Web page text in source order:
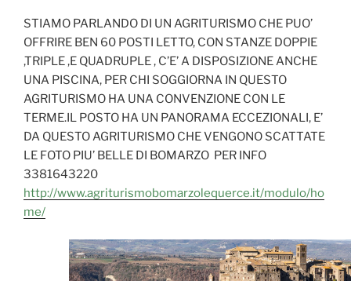
STIAMO PARLANDO DI UN AGRITURISMO CHE PUO’
OFFRIRE BEN 60 POSTI LETTO, CON STANZE DOPPIE
,TRIPLE ,E QUADRUPLE , C’E’ A DISPOSIZIONE ANCHE
UNA PISCINA, PER CHI SOGGIORNA IN QUESTO
AGRITURISMO HA UNA CONVENZIONE CON LE
TERME.IL POSTO HA UN PANORAMA ECCEZIONALI, E’
DA QUESTO AGRITURISMO CHE VENGONO SCATTATE
LE FOTO PIU’ BELLE DI BOMARZO PER INFO
3381643220
http://www.agriturismobomarzolequerce.it/modulo/ho
me/